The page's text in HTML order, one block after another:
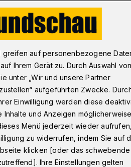
ihre
Sabine Kremer
greifen auf personenbezogene
Ihrem Gerät zu. Durch Auswahl
unter „Wir und unsere Partner
aufgeführten Zwecke.
Einwilligung werden diese
und Anzeigen möglicherweise
Menü jederzeit wieder
zu widerrufen, indem Sie auf
klicken [oder das schwebende
Ihre Einstellungen gelten